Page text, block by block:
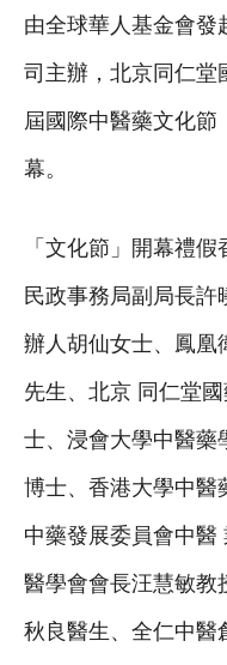
由全球華人基金會發
司主辦，北京同仁堂
屆國際中醫藥文化節
幕。
「文化節」開幕禮
民政事務局副局長許
辦人胡仙女士、鳳凰
先生、北京 同仁堂
士、浸會大學中醫藥
博士、香港大學中醫
中藥發展委員會中醫
醫學會會長汪慧敏教
秋良醫生、全仁中醫